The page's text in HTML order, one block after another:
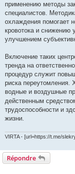
применению методы
специалистов.
охлаждения помогает
кровотока и снижению
улучшением
Включение таких
тренда на
процедур служит
риска переутомления.
водные и воздушные
действенным
трудоспособности и
жизни.
VIRTA - [url=https://t.me/
Répondre